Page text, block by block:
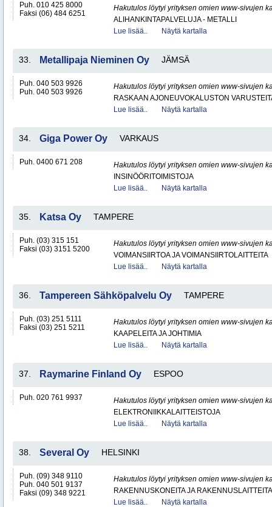
Puh. 010 425 8000
Faksi (06) 484 6251
Hakutulos löytyi yrityksen omien www-sivujen
ALIHANKINTAPALVELUJA - METALLI
Lue lisää..
Näytä kartalla
33. Metallipaja Nieminen Oy JÄMSÄ
Puh. 040 503 9926
Puh. 040 503 9926
Hakutulos löytyi yrityksen omien www-sivujen
RASKAAN AJONEUVOKALUSTON
Lue lisää..
Näytä kartalla
34. Giga Power Oy VARKAUS
Puh. 0400 671 208
Hakutulos löytyi yrityksen omien www-sivujen
INSINÖÖRITOIMISTOJA
Lue lisää..
Näytä kartalla
35. Katsa Oy TAMPERE
Puh. (03) 315 151
Faksi (03) 3151 5200
Hakutulos löytyi yrityksen omien www-sivujen
VOIMANSIIRTOA JA VOIMANSIIRTOLAITTEITA
Lue lisää..
Näytä kartalla
36. Tampereen Sähköpalvelu Oy TAMPERE
Puh. (03) 251 5111
Faksi (03) 251 5211
Hakutulos löytyi yrityksen omien www-sivujen
KAAPELEITA JA JOHTIMIA
Lue lisää..
Näytä kartalla
37. Raymarine Finland Oy ESPOO
Puh. 020 761 9937
Hakutulos löytyi yrityksen omien www-sivujen
ELEKTRONIIKKALAITTEISTOJA
Lue lisää..
Näytä kartalla
38. Several Oy HELSINKI
Puh. (09) 348 9110
Puh. 040 501 9137
Faksi (09) 348 9221
Hakutulos löytyi yrityksen omien www-sivujen
RAKENNUSKONEITA JA RAKENNUSLAITTEITA
Lue lisää..
Näytä kartalla